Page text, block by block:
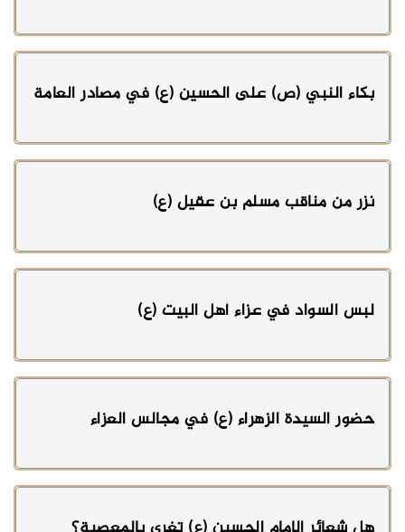
بكاء النبي (ص) على الحسين (ع) في مصادر العامة
نزر من مناقب مسلم بن عقيل (ع)
لبس السواد في عزاء أهل البيت (ع)
حضور السيدة الزهراء (ع) في مجالس العزاء